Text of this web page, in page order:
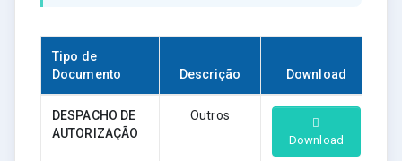
Tipo de
Documento
Descrição Download
DESPACHO DE
AUTORIZAÇÃO
Outros
Download